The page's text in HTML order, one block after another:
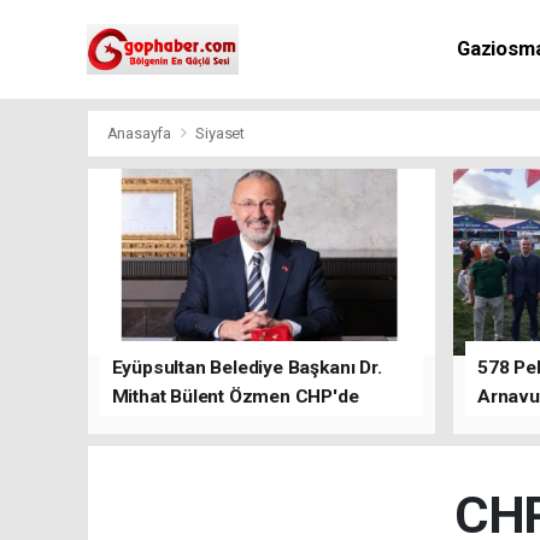
Anasayfa Siyaset
Eyüpsultan Belediye Başkanı Dr.
Mithat Bülent Özmen CHP'de
578